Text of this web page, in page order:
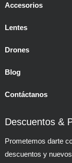
Accesorios
Lentes
Drones
Blog
Contáctanos
Descuentos &
Prometemos darte
descuentos y